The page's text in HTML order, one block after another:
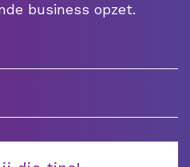
business opzet.